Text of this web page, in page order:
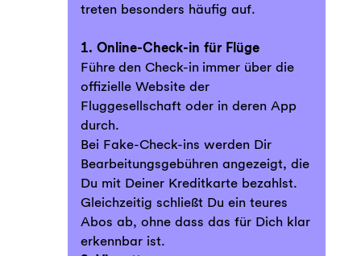
treten besonders häufig auf.
1. Online-Check-in für Flüge
Führe den Check-in immer über die
offizielle Website der
Fluggesellschaft oder in deren App
durch.
Bei Fake-Check-ins werden Dir
Bearbeitungsgebühren angezeigt, die
Du mit Deiner Kreditkarte bezahlst.
Gleichzeitig schließt Du ein teures
Abos ab, ohne dass das für Dich klar
erkennbar ist.